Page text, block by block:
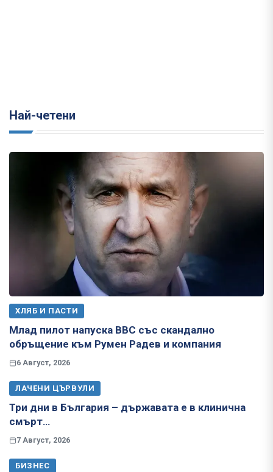
Най-четени
ХЛЯБ И ПАСТИ
Млад пилот напуска ВВС със скандално
обръщение към Румен Радев и компания
6 Август, 2026
ЛАЧЕНИ ЦЪРВУЛИ
Три дни в България – държавата е в клинична
смърт…
7 Август, 2026
БИЗНЕС